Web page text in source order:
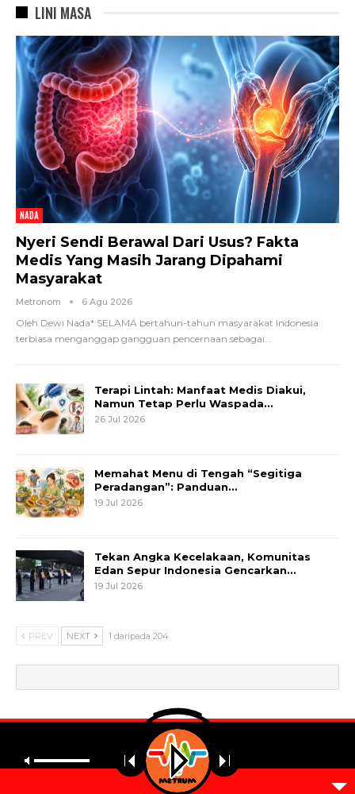
LINI MASA
NADA
Nyeri Sendi Berawal Dari Usus? Fakta
Medis Yang Masih Jarang Dipahami
Masyarakat
Metronom 6 Agu 2026
Oleh Dewi Nada* SELAMA bertahun-tahun masyarakat Indonesia
terbiasa menganggap gangguan pencernaan sebagai…
Terapi Lintah: Manfaat Medis Diakui,
Namun Tetap Perlu Waspada…
26 Jul 2026
Memahat Menu di Tengah “Segitiga
Peradangan”: Panduan…
19 Jul 2026
Tekan Angka Kecelakaan, Komunitas
Edan Sepur Indonesia Gencarkan…
19 Jul 2026
PREV NEXT 1 daripada 204
© 2026 - Metrum. All Rights Reserved.